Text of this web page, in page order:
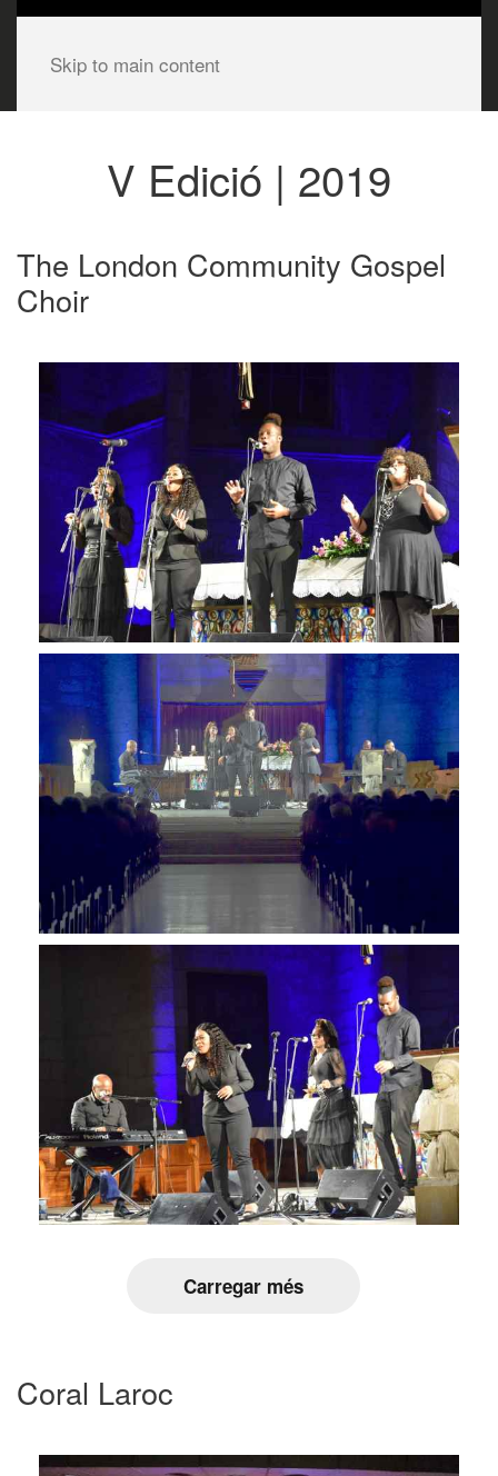
Skip to main content
V Edició | 2019
The London Community Gospel
Choir
Carregar més
Coral Laroc